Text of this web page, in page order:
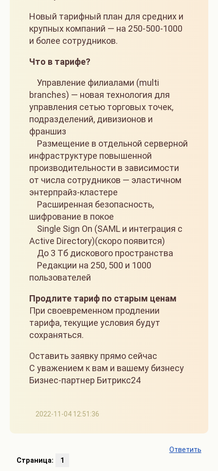
2022-11-04 12:51:36
Новый тарифный план для средних и
крупных компаний — на 250-500-1000
и более сотрудников.
Что в тарифе?
Управление филиалами (multi
branches) — новая технология для
управления сетью торговых точек,
подразделений, дивизионов и
франшиз
Размещение в отдельной серверной
инфраструктуре повышенной
производительности в зависимости
от числа сотрудников — эластичном
энтерпрайз-кластере
Расширенная безопасность,
шифрование в покое
Single Sign On (SAML и интеграция с
Active Directory)(скоро появится)
До 3 Тб дискового пространства
Редакции на 250, 500 и 1000
пользователей
Продлите тариф по старым ценам
При своевременном продлении
тарифа, текущие условия будут
сохраняться.
Оставить заявку прямо сейчас
С уважением к вам и вашему бизнесу
Бизнес-партнер Битрикс24
Ответить
Страница:
1